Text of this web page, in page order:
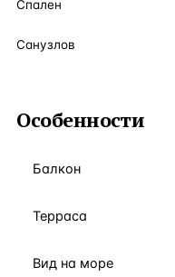
Спален
Санузлов
Особенности
Балкон
Терраса
Вид на море